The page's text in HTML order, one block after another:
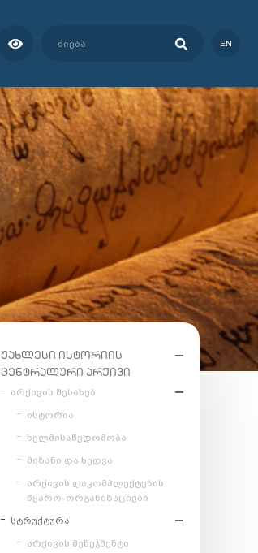
EN
ᲣᲐᲮᲚᲔᲡᲘ ᲘᲡᲢᲝᲠᲘᲘᲡ
ᲪᲔᲜᲢᲠᲐᲚᲣᲠᲘ ᲐᲠᲥᲘᲕᲘ
არქივის შესახებ
ისტორია
ხელმისაწვდომობა
მიზანი და ხედვა
არქივის დაკომპლექტების
წყარო-ორგანიზაციები
სტრუქტურა
არქივის მენეჯმენტი